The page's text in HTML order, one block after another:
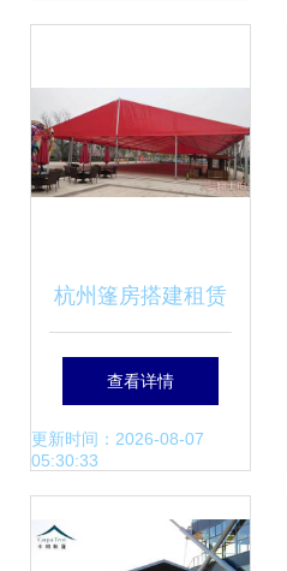
杭州篷房搭建租赁
车展、房产促销、
婚礼庆典中的多功
查看详情
更新时间：2026-08-07
05:30:33